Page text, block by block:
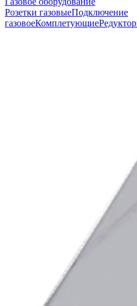
Розетки газовыеПодключение
газовоеКомплетующие